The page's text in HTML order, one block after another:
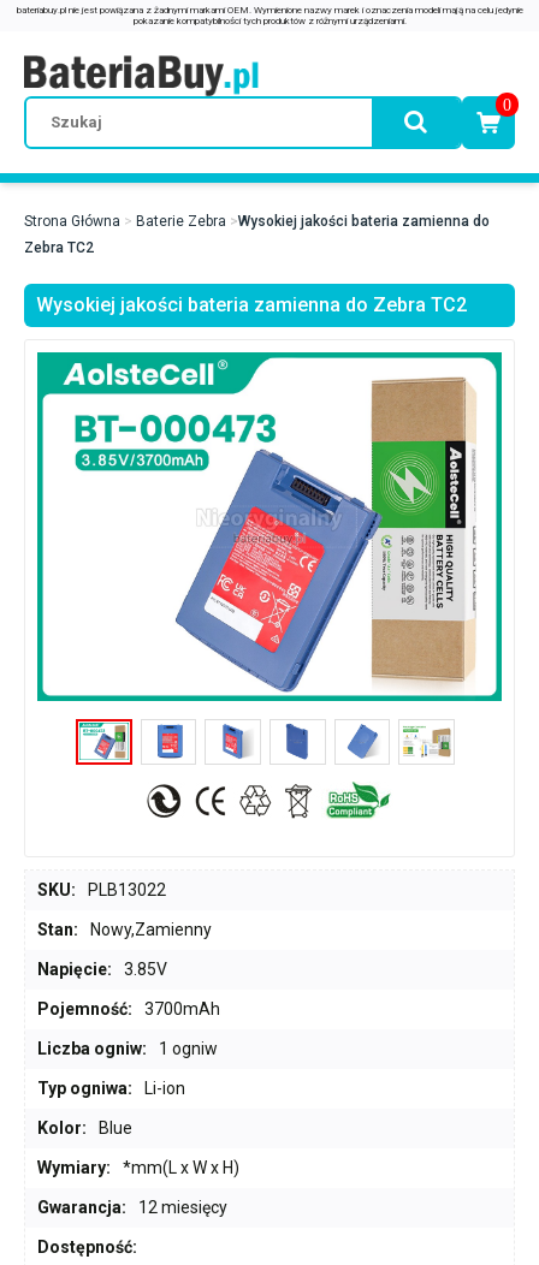
0
Strona Główna Baterie Zebra
Wysokiej jakości bateria zamienna do
Zebra TC2
Wysokiej jakości bateria zamienna do Zebra TC2
SKU: PLB13022
Stan: Nowy,Zamienny
Napięcie: 3.85V
Pojemność: 3700mAh
Liczba ogniw: 1 ogniw
Typ ogniwa: Li-ion
Kolor: Blue
Wymiary: *mm(L x W x H)
Gwarancja: 12 miesięcy
Dostępność: